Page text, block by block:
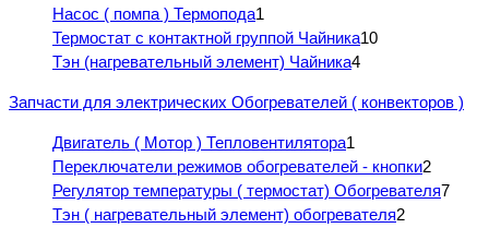
Насос ( помпа ) Термопода1
Термостат с контактной группой Чайника10
Тэн (нагревательный элемент) Чайника4
Запчасти для электрических Обогревателей ( конвекторов )
Двигатель ( Мотор ) Тепловентилятора1
Переключатели режимов обогревателей - кнопки2
Регулятор температуры ( термостат) Обогревателя7
Тэн ( нагревательный элемент) обогревателя2